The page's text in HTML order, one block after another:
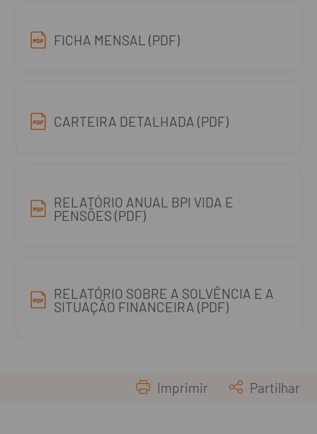
FICHA MENSAL (PDF)
CARTEIRA DETALHADA (PDF)
RELATÓRIO ANUAL BPI VIDA E
PENSÕES (PDF)
RELATÓRIO SOBRE A SOLVÊNCIA E A
SITUAÇÃO FINANCEIRA (PDF)
Imprimir Partilhar